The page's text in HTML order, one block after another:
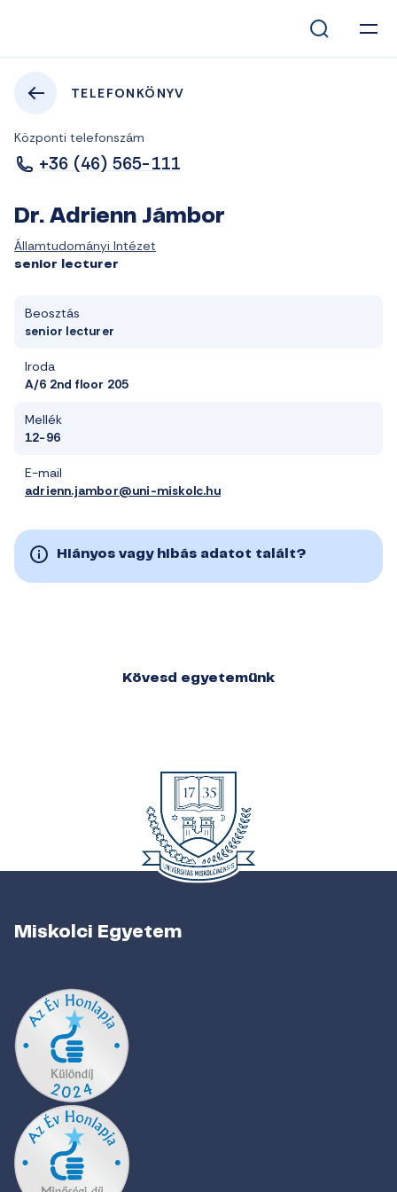
TELEFONKÖNYV
Központi telefonszám
+36 (46) 565-111
Dr. Adrienn Jámbor
Államtudományi Intézet
senior lecturer
Beosztás
senior lecturer
Iroda
A/6 2nd floor 205
Mellék
12-96
E-mail
adrienn.jambor@uni-miskolc.hu
Hiányos vagy hibás adatot talált?
Kövesd egyetemünk
Miskolci Egyetem